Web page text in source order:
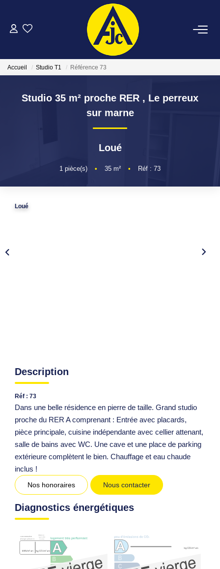
ACHETER
ESTIMER
NOTRE AGENCE
Accueil Studio T1 Référence 73
Studio 35 m² proche RER , Le perreux
sur marne
Loué
1 pièce(s) • 35 m² • Réf : 73
Loué
Description
Réf : 73
Dans une belle résidence en pierre de taille. Grand studio
proche du RER A comprenant : Entrée avec placards,
pièce principale, cuisine indépendante avec cellier attenant,
salle de bains avec WC. Une cave et une place de parking
extérieure complètent le bien. Chauffage et eau chaude
inclus !
Nos honoraires Nous contacter
Diagnostics énergétiques